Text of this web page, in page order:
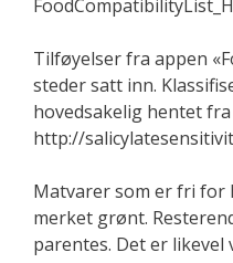
Tilføyelser fra appen
steder satt inn.
hovedsakelig hentet fra
http://
Matvarer som er fri for
merket grønt.
parentes. Det er likevel